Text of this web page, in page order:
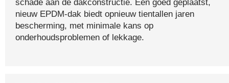
schade aan de dakconstructie. Een goed geplaatst,
nieuw EPDM-dak biedt opnieuw tientallen jaren
bescherming, met minimale kans op
onderhoudsproblemen of lekkage.